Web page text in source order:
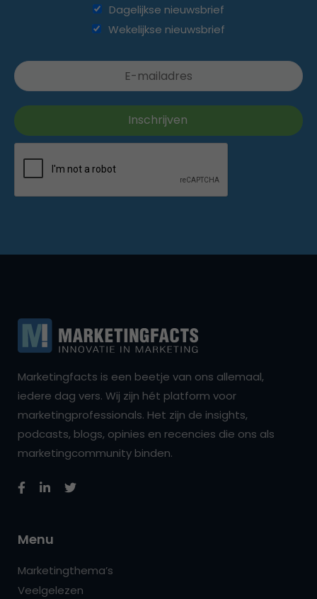
Dagelijkse nieuwsbrief
Wekelijkse nieuwsbrief
Marketingfacts is een beetje van ons allemaal,
iedere dag vers. Wij zijn hét platform voor
marketingprofessionals. Het zijn de insights,
podcasts, blogs, opinies en recencies die ons als
marketingcommunity binden.
Menu
Marketingthema’s
Veelgelezen